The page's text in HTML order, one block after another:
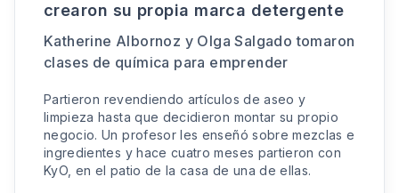
crearon su propia marca detergente
Katherine Albornoz y Olga Salgado tomaron
clases de química para emprender
Partieron revendiendo artículos de aseo y
limpieza hasta que decidieron montar su propio
negocio. Un profesor les enseñó sobre mezclas e
ingredientes y hace cuatro meses partieron con
KyO, en el patio de la casa de una de ellas.